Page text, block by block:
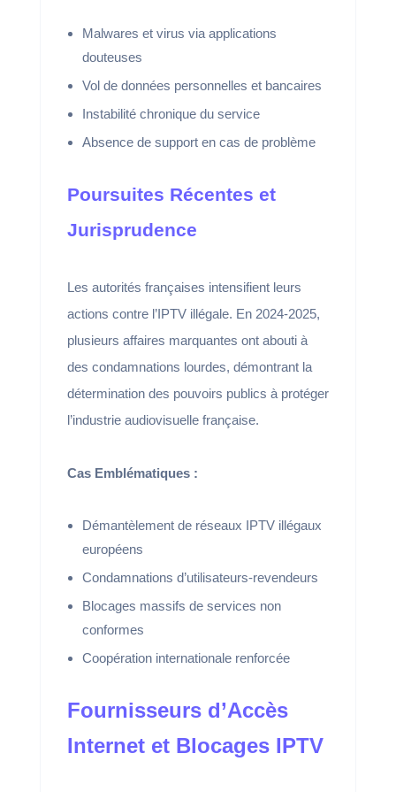
Malwares et virus via applications
douteuses
Vol de données personnelles et bancaires
Instabilité chronique du service
Absence de support en cas de problème
Poursuites Récentes et
Jurisprudence
Les autorités françaises intensifient leurs
actions contre l’IPTV illégale. En 2024-2025,
plusieurs affaires marquantes ont abouti à
des condamnations lourdes, démontrant la
détermination des pouvoirs publics à protéger
l’industrie audiovisuelle française.
Cas Emblématiques :
Démantèlement de réseaux IPTV illégaux
européens
Condamnations d’utilisateurs-revendeurs
Blocages massifs de services non
conformes
Coopération internationale renforcée
Fournisseurs d’Accès
Internet et Blocages IPTV